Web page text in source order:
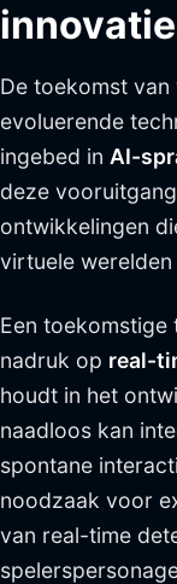
De toekomst
evoluerende
ingebed in AI-
deze
ontwikkelingen
virtuele
Een toekomstige
nadruk op real-
houdt in het
naadloos kan
spontane
noodzaak voor
van real-time